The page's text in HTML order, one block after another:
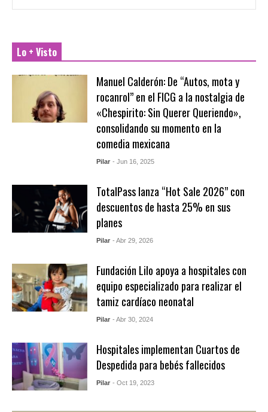
Lo + Visto
Manuel Calderón: De “Autos, mota y
rocanrol” en el FICG a la nostalgia de
«Chespirito: Sin Querer Queriendo»,
consolidando su momento en la
comedia mexicana
Pilar - Jun 16, 2025
TotalPass lanza “Hot Sale 2026” con
descuentos de hasta 25% en sus
planes
Pilar - Abr 29, 2026
Fundación Lilo apoya a hospitales con
equipo especializado para realizar el
tamiz cardíaco neonatal
Pilar - Abr 30, 2024
Hospitales implementan Cuartos de
Despedida para bebés fallecidos
Pilar - Oct 19, 2023